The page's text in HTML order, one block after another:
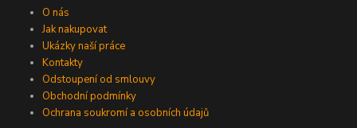
O nás
Jak nakupovat
Ukázky naší práce
Kontakty
Odstoupení od smlouvy
Obchodní podmínky
Ochrana soukromí a osobních údajů